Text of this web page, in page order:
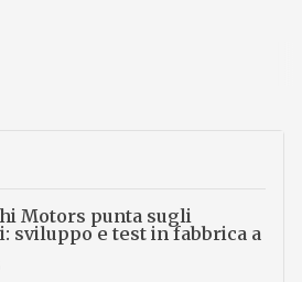
Motors punta sugli
sviluppo e test in fabbrica a